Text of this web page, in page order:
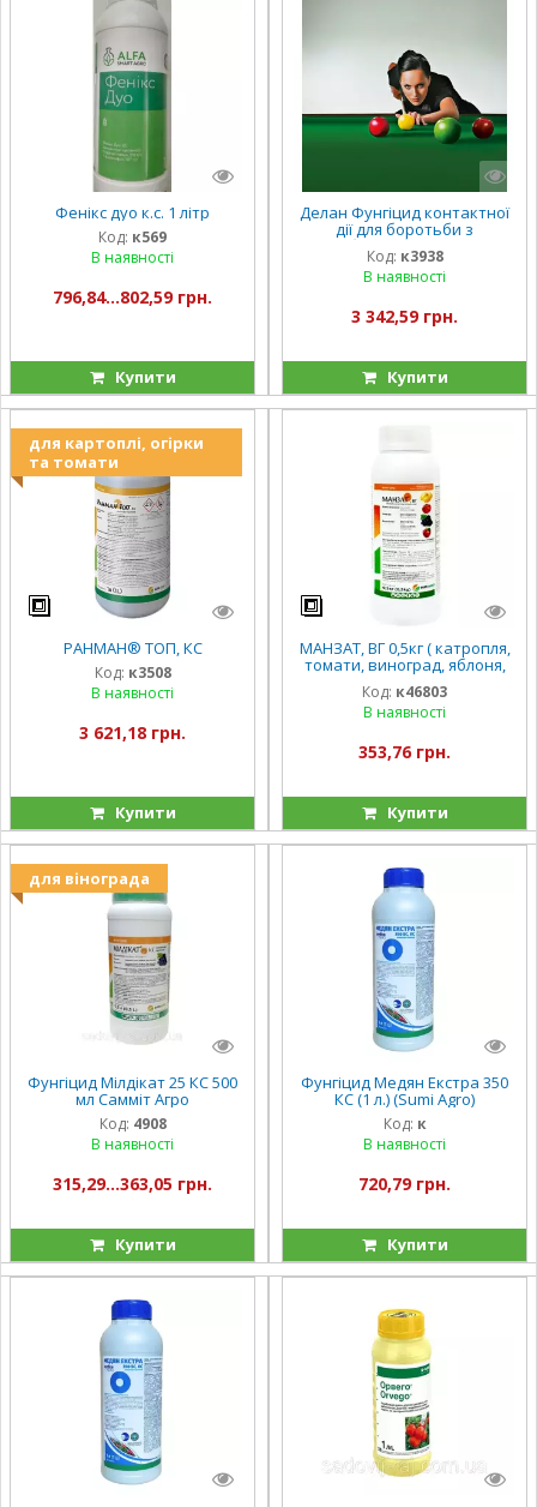
Фенікс дуо к.с. 1 літр
Код: к569
В наявності
796,84...802,59 грн.
Купити
Делан Фунгіцид контактної
дії для боротьби з
хворобами яблуні, персика
та винограду
Код: к3938
В наявності
3 342,59 грн.
Купити
для картоплі, огірки
та томати
РАНМАН® ТОП, КС
Код: к3508
В наявності
3 621,18 грн.
Купити
МАНЗАТ, ВГ 0,5кг ( катропля,
томати, виноград, яблоня,
груша)
Код: к46803
В наявності
353,76 грн.
Купити
для вінограда
Фунгіцид Мілдікат 25 КС 500
мл Самміт Агро
Код: 4908
В наявності
315,29...363,05 грн.
Купити
Фунгіцид Медян Екстра 350
КС (1 л.) (Sumi Agro)
Код: к
В наявності
720,79 грн.
Купити